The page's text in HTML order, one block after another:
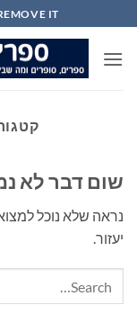
to
content
IT...
שום דבר לא
נראה שלא נוכל
יעזור.